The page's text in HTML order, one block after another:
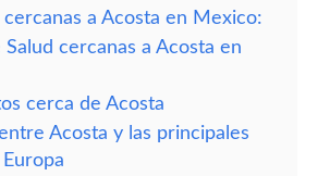
cercanas a Acosta en Mexico:
cercanas a Acosta en
cerca de Acosta
Acosta y las principales